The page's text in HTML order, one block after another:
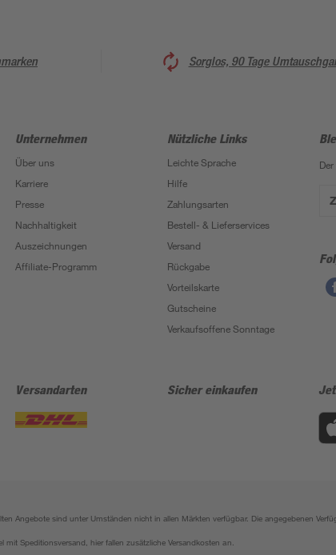
Sorglos, 90 Tage
Unternehmen
Über uns
Karriere
Presse
Nachhaltigkeit
Auszeichnungen
Affiliate-Programm
Nützliche Links
Leichte Sprache
Hilfe
Zahlungsarten
Bestell- & Lieferservices
Versand
Rückgabe
Vorteilskarte
Gutscheine
Verkaufsoffene Sonntage
Versandarten Sicher einkaufen
Angebote sind unter Umständen nicht in allen Märkten verfügbar. Die angegebenen
Speditionsversand, hier fallen zusätzliche Versandkosten an.